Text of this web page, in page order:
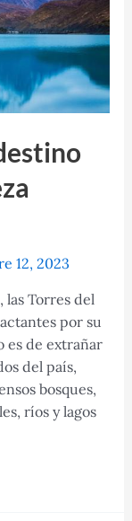
12, 2023
Torres del
por su
es de extrañar
del país,
bosques,
ríos y lagos